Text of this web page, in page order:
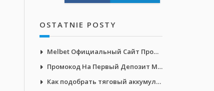
OSTATNIE POSTY
Melbet Официальный Сайт Промокод: WAP200
Промокод На Первый Депозит Мелбет: WAP200
Как подобрать тяговый аккумулятор